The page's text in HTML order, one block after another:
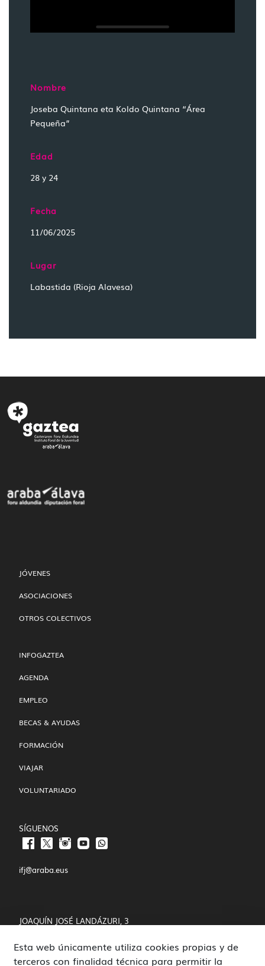
Nombre
Joseba Quintana eta Koldo Quintana “Área
Pequeña”
Edad
28 y 24
Fecha
11/06/2025
Lugar
Labastida (Rioja Alavesa)
JÓVENES
ASOCIACIONES
OTROS COLECTIVOS
INFOGAZTEA
AGENDA
EMPLEO
BECAS & AYUDAS
FORMACIÓN
VIAJAR
VOLUNTARIADO
SÍGUENOS
ifj@araba.eus
JOAQUÍN JOSÉ LANDÁZURI, 3
01008 VITORIA-GASTEIZ
Esta web únicamente utiliza cookies propias y de
terceros con finalidad técnica para permitir la